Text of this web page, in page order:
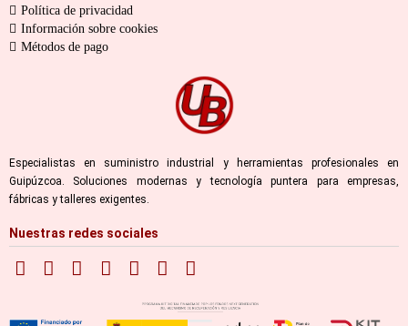
Política de privacidad
Información sobre cookies
Métodos de pago
Especialistas en suministro industrial y herramientas profesionales en
Guipúzcoa. Soluciones modernas y tecnología puntera para empresas,
fábricas y talleres exigentes.
Nuestras redes sociales